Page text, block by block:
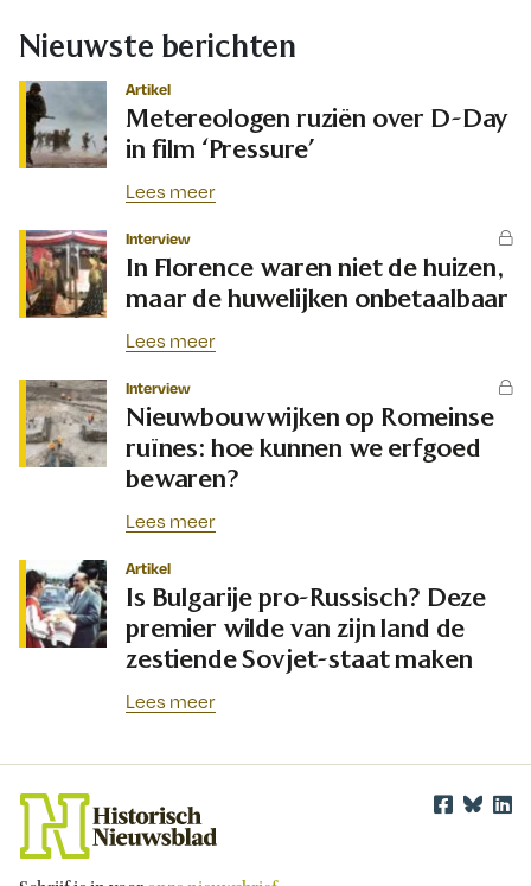
Nieuwste berichten
Artikel
Metereologen ruziën over D-Day
in film ‘Pressure’
Lees meer
Interview
In Florence waren niet de huizen,
maar de huwelijken onbetaalbaar
Lees meer
Interview
Nieuwbouwwijken op Romeinse
ruïnes: hoe kunnen we erfgoed
bewaren?
Lees meer
Artikel
Is Bulgarije pro-Russisch? Deze
premier wilde van zijn land de
zestiende Sovjet-staat maken
Lees meer